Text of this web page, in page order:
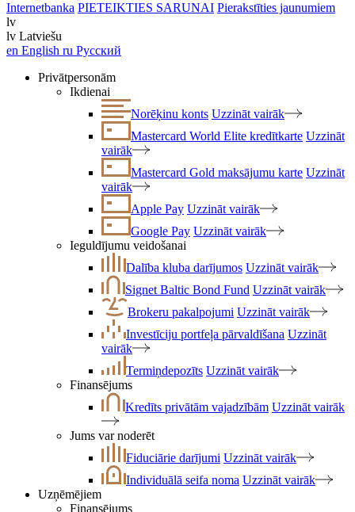
Internetbanka PIETEIKTIES SARUNAI Pierakstīties jaunumiem
lv
lv Latviešu
en English ru Русский
Privātpersonām
Ikdienai
Norēķinu konts Uzzināt vairāk
Mastercard World Elite kredītkarte Uzzināt
vairāk
Mastercard Gold maksājumu karte Uzzināt
vairāk
Apple Pay Uzzināt vairāk
Google Pay Uzzināt vairāk
Ieguldījumu veidošanai
Dalība kluba darījumos Uzzināt vairāk
Signet Baltic Bond Fund Uzzināt vairāk
Brokeru pakalpojumi Uzzināt vairāk
Investīciju portfeļa pārvaldīšana Uzzināt
vairāk
Termiņdepozīts Uzzināt vairāk
Finansējums
Kredīts privātām vajadzībām Uzzināt vairāk
Jums var noderēt
Fiduciārie darījumi Uzzināt vairāk
Individuālā seifa noma Uzzināt vairāk
Uzņēmējiem
Finansējums